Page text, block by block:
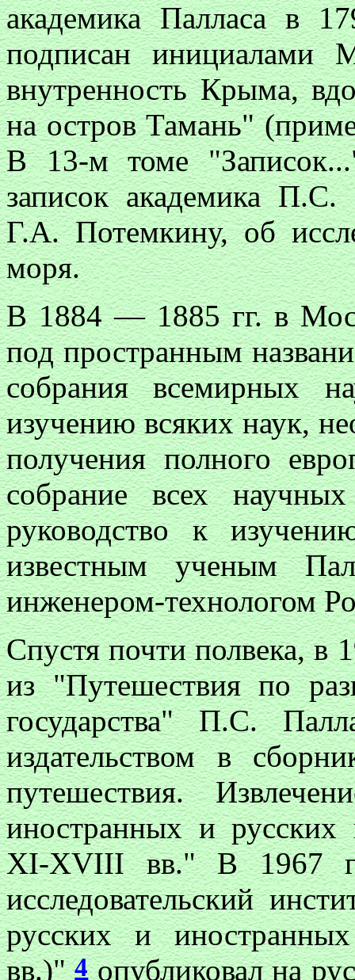
академика Палласа в
подписан
внутренность Крыма,
на остров Тамань"
В 13-м томе
записок академика П.С.
Г.А. Потемкину, об
моря.
В 1884 — 1885 гг. в
под пространным
собрания всемирных
изучению всяких наук,
получения полного
собрание всех
руководство к
известным ученым
инженером-технологом
Спустя почти полвека, в
из "Путешествия по
государства" П.С.
издательством в
путешествия.
иностранных и русских
XI-XVIII вв." В 1967 г.
исследовательский
русских и
вв.)"4опубликовал на